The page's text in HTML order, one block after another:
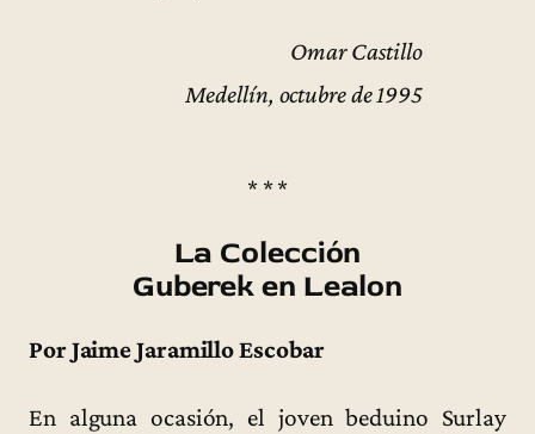
Omar Castillo
Medellín, octubre de 1995
* * *
La Colección
Guberek en Lealon
Por Jaime Jaramillo Escobar
En alguna ocasión, el joven beduino Surlay